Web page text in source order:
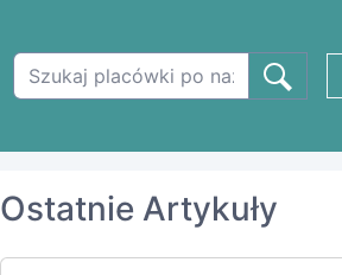
Ostatnie Artykuły